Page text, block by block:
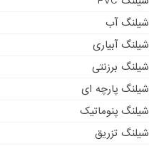
شیلنگ آب
شیلنگ آبیاری
شیلنگ برزنتی
شیلنگ پارچه ای
شیلنگ پنوماتیک
شیلنگ تزریق